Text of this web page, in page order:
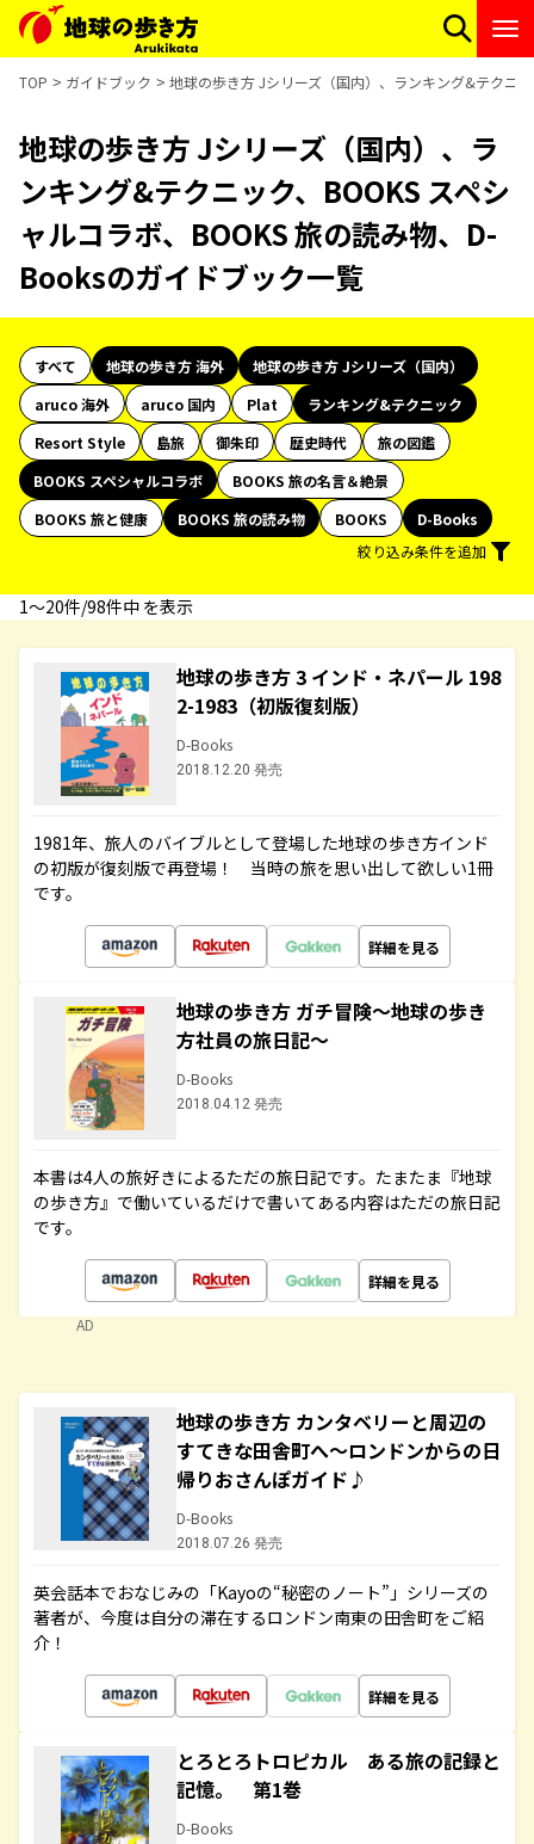
TOP ガイドブック 地球の歩き方 Jシリーズ（国内）、ランキング&テクニ
地球の歩き方 Jシリーズ（国内）、ラ
ンキング&テクニック、BOOKS スペシ
ャルコラボ、BOOKS 旅の読み物、D-
Booksのガイドブック一覧
すべて 地球の歩き方 海外
地球の歩き方 Jシリーズ（国内）
aruco 海外
aruco 国内 Plat
ランキング&テクニック
Resort Style
島旅 御朱印 歴史時代
旅の図鑑
BOOKS スペシャルコラボ
BOOKS 旅の名言＆絶景
BOOKS 旅と健康
BOOKS 旅の読み物 BOOKS
D-Books
絞り込み条件を追加
1〜20件/98件中 を表示
地球の歩き方 3 インド・ネパール 198
2-1983（初版復刻版）
D-Books
2018.12.20 発売
1981年、旅人のバイブルとして登場した地球の歩き方インド
の初版が復刻版で再登場！ 当時の旅を思い出して欲しい1冊
です。
詳細を見る
地球の歩き方 ガチ冒険～地球の歩き
方社員の旅日記～
D-Books
2018.04.12 発売
本書は4人の旅好きによるただの旅日記です。たまたま『地球
の歩き方』で働いているだけで書いてある内容はただの旅日記
です。
詳細を見る
AD
地球の歩き方 カンタベリーと周辺の
すてきな田舎町へ～ロンドンからの日
帰りおさんぽガイド♪
D-Books
2018.07.26 発売
英会話本でおなじみの「Kayoの“秘密のノート”」シリーズの
著者が、今度は自分の滞在するロンドン南東の田舎町をご紹
介！
詳細を見る
とろとろトロピカル ある旅の記録と
記憶。 第1巻
D-Books